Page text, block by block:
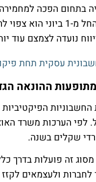
נועדה לצמצם עוד
עסקית תחת
ההונאה
לפי הערכות משרד
שקלים בשנה.
מסוג זה פועלות בדרך
ולעצמאים